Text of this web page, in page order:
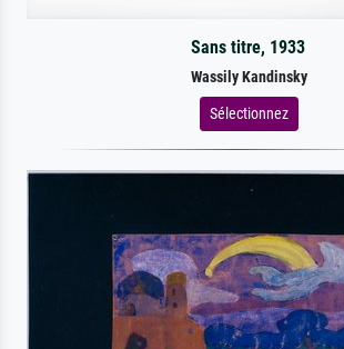
Sans titre, 1933
Wassily Kandinsky
Sélectionnez